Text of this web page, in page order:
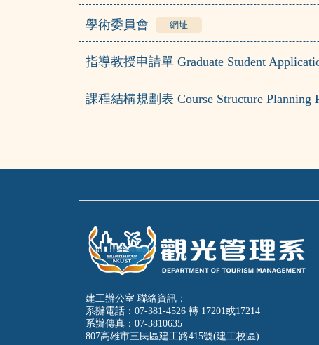
學術委員會 網址
指導教授申請單 Graduate Student
課程結構規劃表 Course Structure Planning
建工辦公室 聯絡資訊：
系辦電話：07-381-4526 轉 17201或17214
系辦傳真：07-3810635
807高雄市三民區建工路415號(建工校區)